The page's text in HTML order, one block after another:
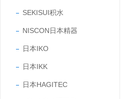
SEKISUI积水
NISCON日本精器
日本IKO
日本IKK
日本HAGITEC